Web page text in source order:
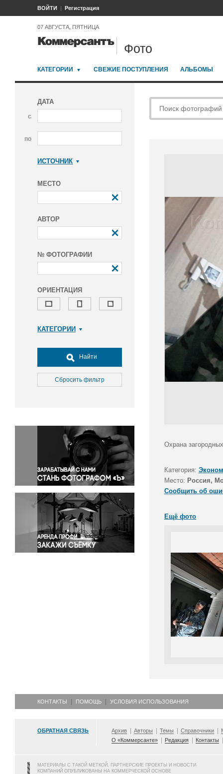
ВОЙТИ Регистрация
07 АВГУСТА, ПЯТНИЦА
Фото
КАТЕГОРИИ СВЕЖИЕ ПОСТУПЛЕНИЯ АЛЬБОМЫ
ДАТА
с
по
ИСТОЧНИК
МЕСТО
АВТОР
№ ФОТОГРАФИИ
ОРИЕНТАЦИЯ
КАТЕГОРИИ
Досуг, туризм и отдых
Культура
Медицина
Окружающая среда
Политика
Правосудие
Происшествия и конфликты
Религия
Светская жизнь
Спорт
Экология
Экономика и бизнес
Найти
Сбросить фильтр
Охрана
Категория:
Место: Россия,
Сообщить об
Ещё фото
КОНТАКТЫ ПОМОЩЬ УСЛОВИЯ ИСПОЛЬЗОВАНИЯ
ОБРАТНАЯ СВЯЗЬ Архив Авторы Темы Справочники
О «Коммерсанте»
Редакция Контакты
МАТЕРИАЛЫ С ТАКОЙ МЕТКОЙ, ПАРТНЕРСКИЕ ПРОЕКТЫ И НОВОСТИ
КОМПАНИЙ ОПУБЛИКОВАНЫ НА КОММЕРЧЕСКОЙ ОСНОВЕ